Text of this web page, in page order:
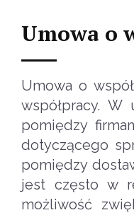
Umowa o
Umowa o
współpracy.
pomiędzy
dotyczącego
pomiędzy
jest często w
możliwość